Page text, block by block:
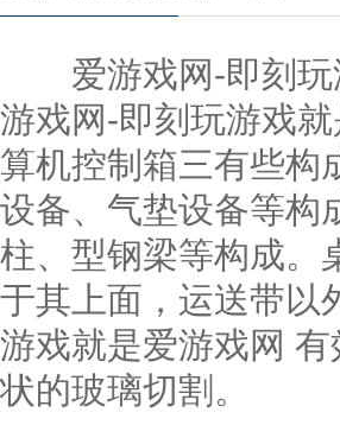
爱游戏网-即刻
游戏网-即刻玩游戏
算机控制箱三有些构
设备、气垫设备等构
柱、型钢梁等构成。
于其上面，运送带以
游戏就是爱游戏网
状的玻璃切割。